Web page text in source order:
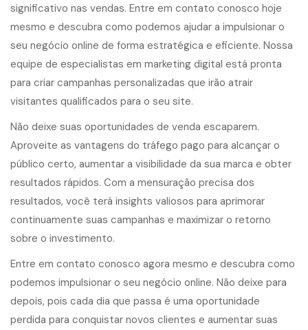
significativo nas vendas. Entre em contato conosco hoje
mesmo e descubra como podemos ajudar a impulsionar o
seu negócio online de forma estratégica e eficiente. Nossa
equipe de especialistas em marketing digital está pronta
para criar campanhas personalizadas que irão atrair
visitantes qualificados para o seu site.
Não deixe suas oportunidades de venda escaparem.
Aproveite as vantagens do tráfego pago para alcançar o
público certo, aumentar a visibilidade da sua marca e obter
resultados rápidos. Com a mensuração precisa dos
resultados, você terá insights valiosos para aprimorar
continuamente suas campanhas e maximizar o retorno
sobre o investimento.
Entre em contato conosco agora mesmo e descubra como
podemos impulsionar o seu negócio online. Não deixe para
depois, pois cada dia que passa é uma oportunidade
perdida para conquistar novos clientes e aumentar suas